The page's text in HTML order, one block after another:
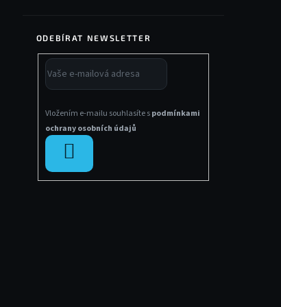
ODEBÍRAT NEWSLETTER
Vložením e-mailu souhlasíte spodmínkami
ochrany osobních údajů
SE